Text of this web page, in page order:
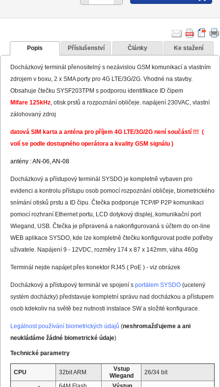
Popis Příslušenství Články Ke stažení
Docházkový terminál přenositelný s nezávislou GSM komunikací a vlastním
zdrojem v boxu, 2 x SMA porty pro 4G LTE/3G/2G. Vhodné na stavby.
Obsahuje čtečku SYSF203TPM s podporou identifikace ID čipem
Mifare 125kHz , otisk prstů a rozpoznání obličeje. napájení 230VAC, vlastní
zálohovaný zdroj
datová SIM karta a anténa pro příjem 4G LTE/3G/2G není součástí !!! (
volí se podle dostupného operátora a kvality GSM signálu )
antény : AN-06, AN-08
Docházkový a přístupový terminál SYSDO je kompletně vybaven pro
evidenci a kontrolu přístupu osob pomocí rozpoznání obličeje, biometrického
snímání otisků prstu a ID čipu. Čtečka podporuje TCP/IP P2P komunikaci
pomocí rozhraní Ethernet portu, LCD dotykový displej, komunikační port
Wiegand, USB. Čtečka je připravená a nakonfigurovaná s účtem do on-line
WEB aplikace SYSDO, kde lze kompletně čtečku konfigurovat podle potřeby
uživatele. Napájení 9 - 12VDC, rozměry 174 x 87 x 142mm, váha 460g
Terminál nejde napájet přes konektor RJ45 ( PoE ) - viz obrázek
Docházkový a přístupový terminál ve spojení s portálem SYSDO (ucelený
systém docházky) představuje kompletní správu nad docházkou a přístupem
osob kdekoliv na světě bez nutnosti instalace SW a složité konfigurace.
Legálnost používání biometrických údajů (neshromažďujeme a ani
neukládáme žádné biometrické údaje)
Technické parametry
CPU 32bit ARM
Vstup
Wiegand
26/34 bit